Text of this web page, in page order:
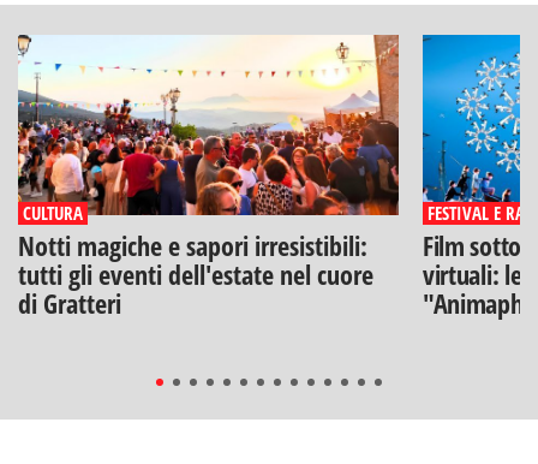
CULTURA
Notti magiche e sapori irresistibili:
tutti gli eventi dell'estate nel cuore
di Gratteri
FESTIVAL E
Film sotto
virtuali: le